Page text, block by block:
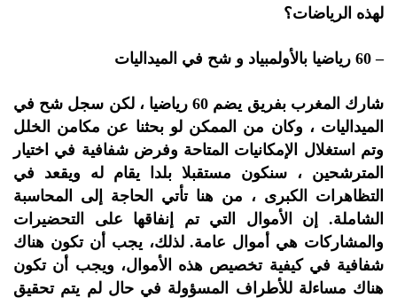
لهذه الرياضات؟
– 60 رياضيا بالأولمبياد و شح في الميداليات
شارك المغرب بفريق يضم 60 رياضيا ، لكن سجل شح في
الميداليات ، وكان من الممكن لو بحثنا عن مكامن الخلل
وتم استغلال الإمكانيات المتاحة وفرض شفافية في اختيار
المترشحين ، سنكون مستقبلا بلدا يقام له ويقعد في
التظاهرات الكبرى ، من هنا تأتي الحاجة إلى المحاسبة
الشاملة. إن الأموال التي تم إنفاقها على التحضيرات
والمشاركات هي أموال عامة. لذلك، يجب أن تكون هناك
شفافية في كيفية تخصيص هذه الأموال، ويجب أن تكون
هناك مساءلة للأطراف المسؤولة في حال لم يتم تحقيق